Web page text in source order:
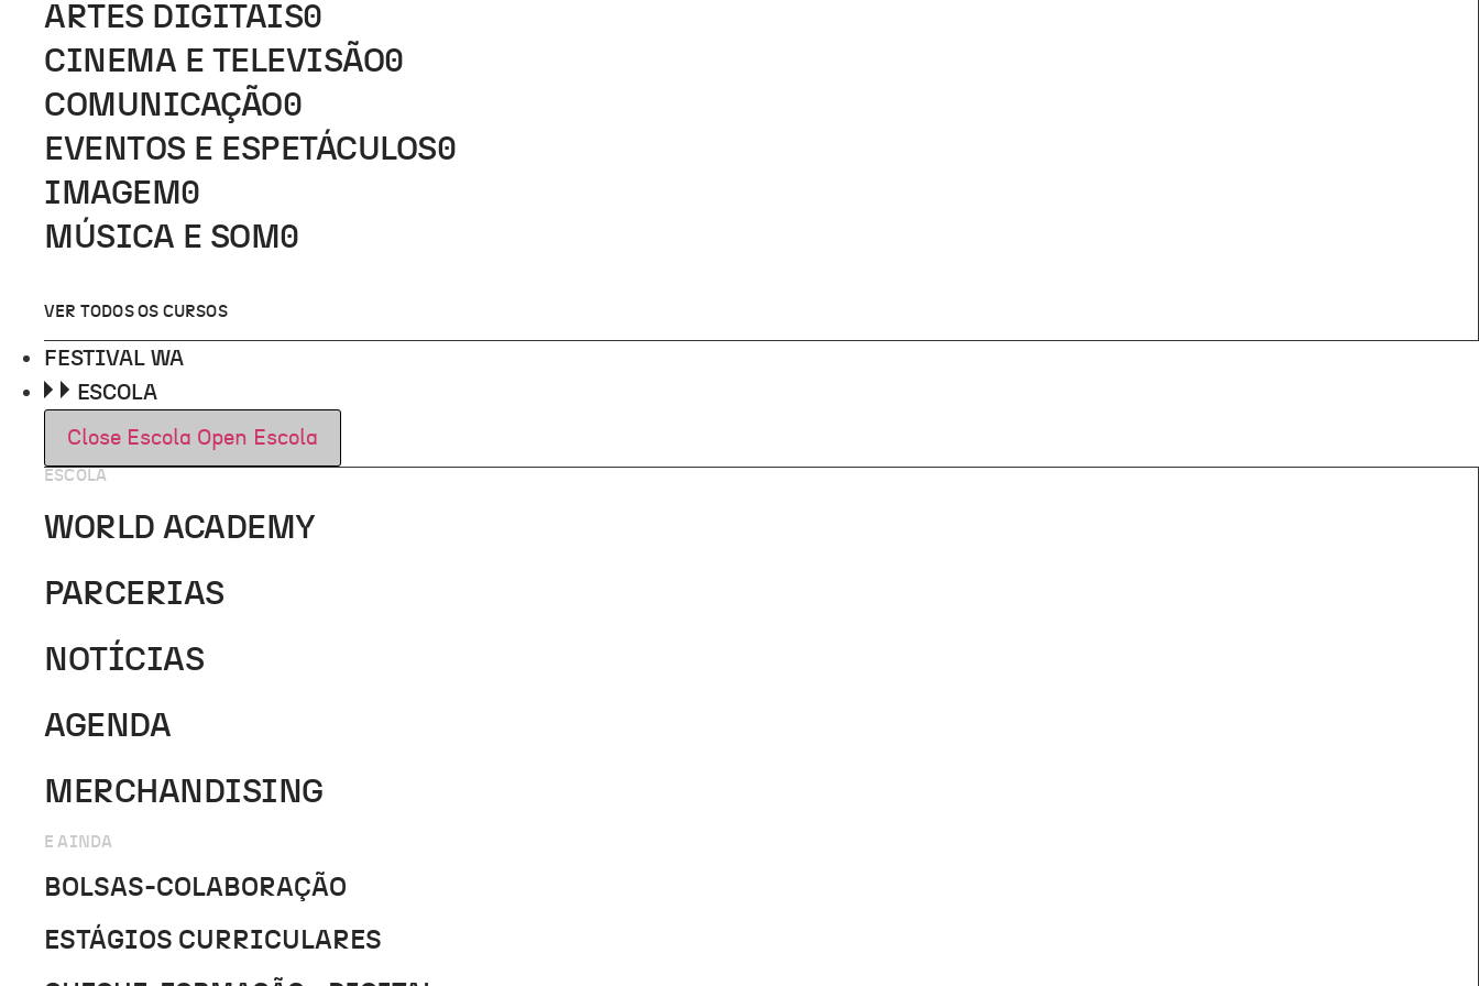
ARTES DIGITAIS0
CINEMA E TELEVISÃO0
COMUNICAÇÃO0
EVENTOS E ESPETÁCULOS0
IMAGEM 0
MÚSICA E SOM 0
VER TODOS OS CURSOS
FESTIVAL WA
ESCOLA
Close Escola Open Escola
ESCOLA
WORLD ACADEMY
PARCERIAS
NOTÍCIAS
AGENDA
MERCHANDISING
E AINDA
BOLSAS-COLABORAÇÃO
ESTÁGIOS CURRICULARES